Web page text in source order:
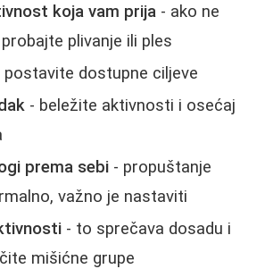
koja vam prija - ako ne
plivanje ili ples
postavite dostupne ciljeve
- beležite aktivnosti i osećaj
prema sebi - propuštanje
važno je nastaviti
- to sprečava dosadu i
mišićne grupe